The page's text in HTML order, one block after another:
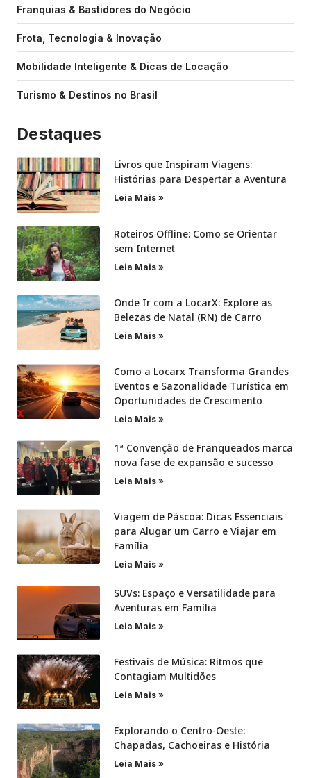
Franquias & Bastidores do Negócio
Frota, Tecnologia & Inovação
Mobilidade Inteligente & Dicas de Locação
Turismo & Destinos no Brasil
Destaques
Livros que Inspiram Viagens:
Histórias para Despertar a Aventura
Leia Mais »
Roteiros Offline: Como se Orientar
sem Internet
Leia Mais »
Onde Ir com a LocarX: Explore as
Belezas de Natal (RN) de Carro
Leia Mais »
Como a Locarx Transforma Grandes
Eventos e Sazonalidade Turística em
Oportunidades de Crescimento
Leia Mais »
1ª Convenção de Franqueados marca
nova fase de expansão e sucesso
Leia Mais »
Viagem de Páscoa: Dicas Essenciais
para Alugar um Carro e Viajar em
Família
Leia Mais »
SUVs: Espaço e Versatilidade para
Aventuras em Família
Leia Mais »
Festivais de Música: Ritmos que
Contagiam Multidões
Leia Mais »
Explorando o Centro-Oeste:
Chapadas, Cachoeiras e História
Leia Mais »